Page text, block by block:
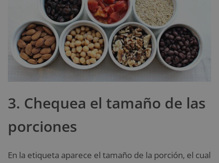
3. Chequea el tamaño de las
porciones
En la etiqueta aparece el tamaño de la porción, el cual